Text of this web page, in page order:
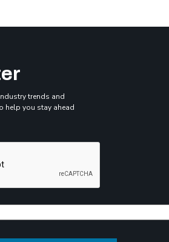
trends and
help you stay ahead